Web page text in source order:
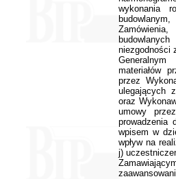
wykonania
niezgodności
materiałów
przez
ulegających
oraz
umowy
prowadzenia
wpisem w
wpływ na
j)